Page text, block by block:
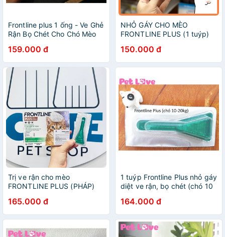
Frontline plus 1 ống - Ve Ghẻ
Rận Bọ Chét Cho Chó Mèo
159.000 đ
NHỎ GÁY CHO MÈO
FRONTLINE PLUS (1 tuýp)
150.000 đ
Trị ve rận cho mèo
FRONTLINE PLUS (PHÁP)
165.000 đ
1 tuýp Frontline Plus nhỏ gáy
diệt ve rận, bọ chét (chó 10
164.000 đ